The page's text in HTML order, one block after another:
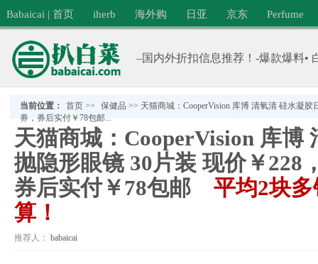
Babaicai | 首页 iherb 海外购 日亚 京东 Perfume
–国内外折扣信息推荐！-爆款爆料•
当前位置： 首页 >> 保健品 >> 天猫商城：CooperVision 库博 清氧清 硅水凝
券，券后实付￥78包邮...
天猫商城：CooperVision 库博
抛隐形眼镜 30片装 现价￥228
券后实付￥78包邮
平均2块多
算！
推荐人： babaicai